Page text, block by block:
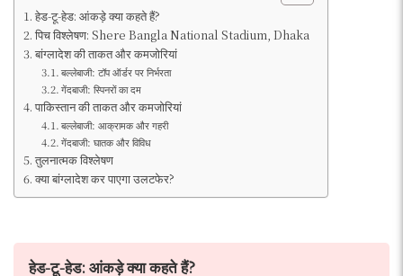
हेड-टू-हेड: आंकड़े क्या कहते हैं?
पिच विश्लेषण: Shere Bangla National Stadium, Dhaka
बांग्लादेश की ताकत और कमजोरियां
बल्लेबाजी: टॉप ऑर्डर पर निर्भरता
गेंदबाजी: स्पिनरों का दम
पाकिस्तान की ताकत और कमजोरियां
बल्लेबाजी: आक्रामक और गहरी
गेंदबाजी: घातक और विविध
तुलनात्मक विश्लेषण
क्या बांग्लादेश कर पाएगा उलटफेर?
हेड-टू-हेड: आंकड़े क्या कहते हैं?